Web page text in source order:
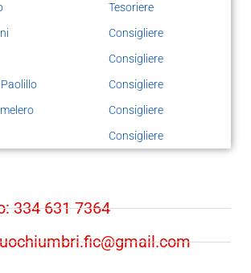
Tesoriere
Consigliere
Consigliere
Consigliere
Consigliere
Consigliere
334 631 7364